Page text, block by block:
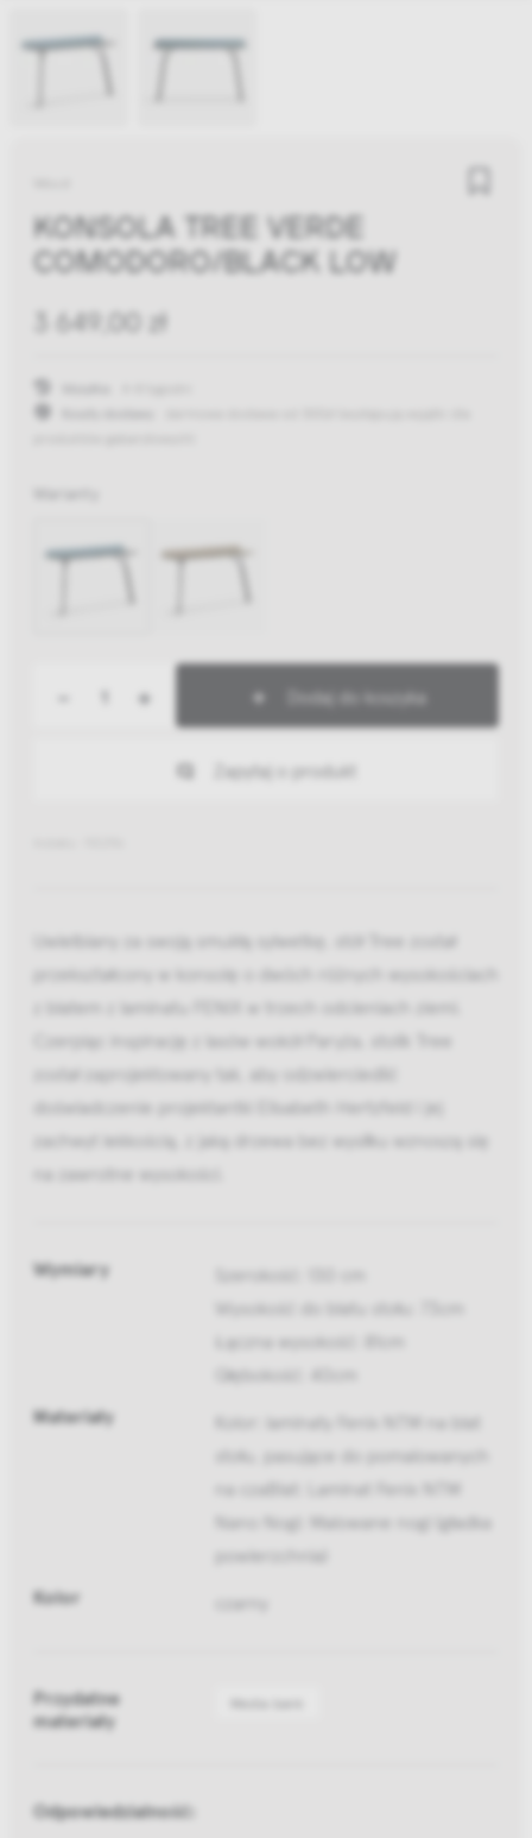
KONSOLA TREE VERDE
COMODORO/BLACK LOW
3 649,00 zł
Warianty
+ Dodaj do koszyka
Zapytaj o produkt
Uwielbiany za swoją smukłą sylwetkę, stół Tree został
przekształcony w konsolę o dwóch różnych wysokościach
z blatem z laminatu FENIX w trzech odcieniach ziemi.
Czerpiąc inspirację z lasów wokół Paryża, stolik Tree
został zaprojektowany tak, aby odzwierciedlić
doświadczenie projektantki Elisabeth Hertzfeld i jej
zachwyt lekkością, z jaką drzewa bez wysiłku wznoszą się
na zawrotne wysokości.
Wymiary
Szerokość: 130 cm
Wysokość do blatu stołu: 73cm
Łączna wysokość: 81cm
Głębokość: 40cm
Materiały
Kolor: laminaty Fenix NTM na blat
stołu, pasujące do pomalowanych
na czaBlat: Laminat Fenix NTM
Nano Nogi: Malowane nogi (gładka
powierzchnia)
Kolor czarny
Przydatne
materiały
Media bank
Odpowiedzialność: